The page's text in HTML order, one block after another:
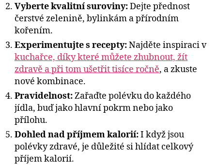
Vyberte kvalitní suroviny:Dejte přednost
čerstvé zelenině, bylinkám a přírodním
kořením.
Experimentujte s recepty:Najděte inspiraci v
kuchařce, díky které můžete zhubnout, žít
zdravě a při tom ušetřit tisíce ročně, a zkuste
nové kombinace.
Pravidelnost:Zařaďte polévku do každého
jídla, buď jako hlavní pokrm nebo jako
přílohu.
Dohled nad příjmem kalorií:I když jsou
polévky zdravé, je důležité si hlídat celkový
příjem kalorií.